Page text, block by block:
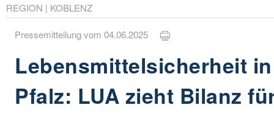
REGION | KOBLENZ
Pressemitteilung vom 04.06.2025
Lebensmittelsicherheit
Pfalz: LUA zieht Bilanz